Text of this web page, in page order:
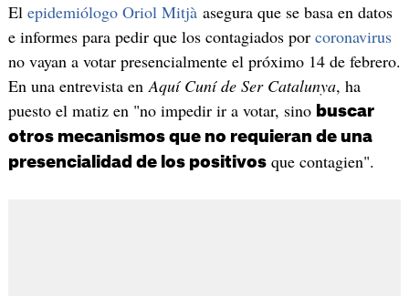
El epidemiólogo Oriol Mitjàasegura que se basa en datos
e informes para pedir que los contagiados por coronavirus
no vayan a votar presencialmente el próximo 14 de febrero.
En una entrevista enAquí Cuní de Ser Catalunya, ha
puesto el matiz en "no impedir ir a votar, sino buscar
otros mecanismos que no requieran de una
presencialidad de los positivosque contagien".